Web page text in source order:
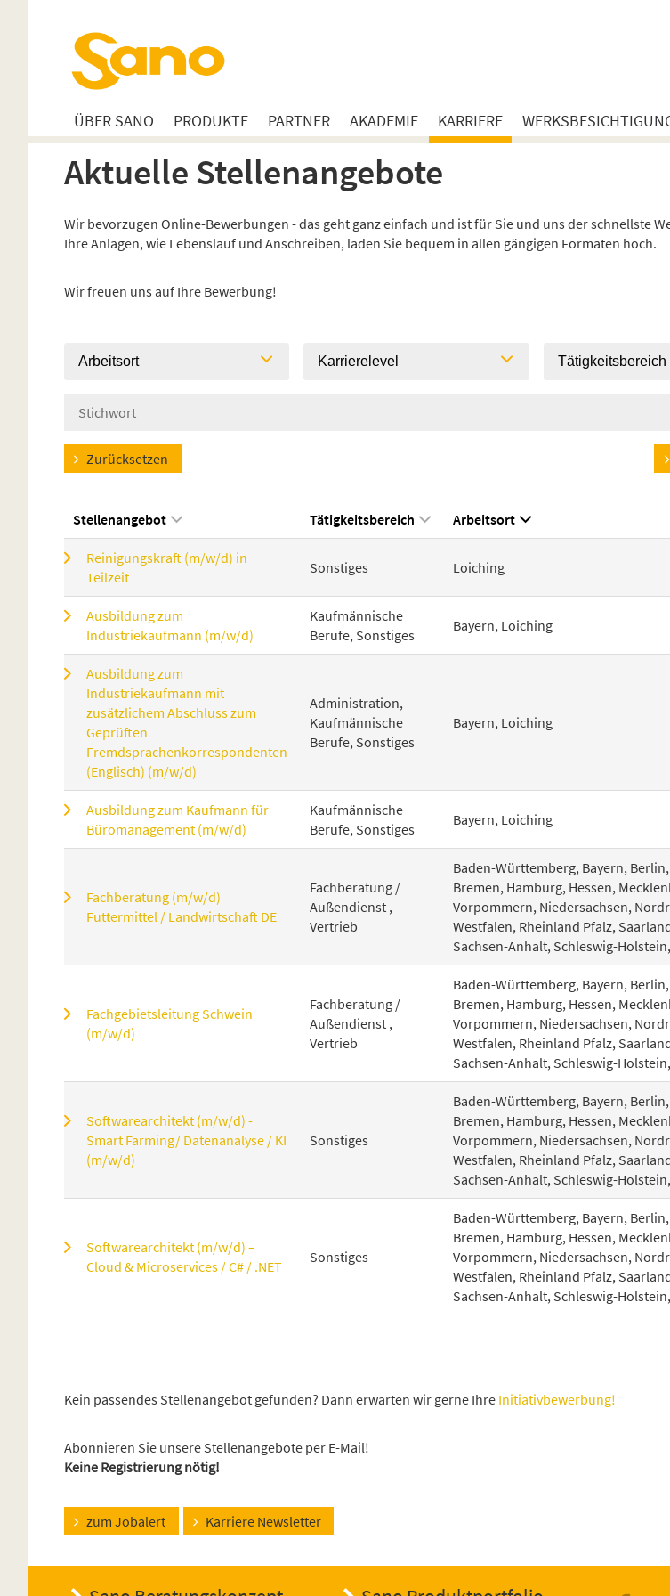
ÜBER SANO PRODUKTE PARTNER AKADEMIE KARRIERE
Aktuelle Stellenangebote
Wir bevorzugen Online-Bewerbungen - das geht ganz einfach und ist für Sie und uns der schnellste
Ihre Anlagen, wie Lebenslauf und Anschreiben, laden Sie bequem in allen gängigen Formaten hoch.
Wir freuen uns auf Ihre Bewerbung!
Arbeitsort Karrierelevel Tätigkeitsbereich
Zurücksetzen
Stellenangebot Tätigkeitsbereich Arbeitsort
Reinigungskraft (m/w/d) in
Teilzeit
Sonstiges Loiching
Ausbildung zum
Industriekaufmann (m/w/d)
Kaufmännische
Berufe, Sonstiges
Bayern, Loiching
Ausbildung zum
Industriekaufmann mit
zusätzlichem Abschluss zum
Geprüften
Fremdsprachenkorrespondenten
(Englisch) (m/w/d)
Administration,
Kaufmännische
Berufe, Sonstiges
Bayern, Loiching
Ausbildung zum Kaufmann für
Büromanagement (m/w/d)
Kaufmännische
Berufe, Sonstiges
Bayern, Loiching
Fachberatung (m/w/d)
Futtermittel / Landwirtschaft DE
Fachberatung /
Außendienst ,
Vertrieb
Baden-Württemberg, Bayern,
Bremen, Hamburg, Hessen,
Vorpommern, Niedersachsen,
Westfalen, Rheinland Pfalz,
Sachsen-Anhalt, Schleswig-
Fachgebietsleitung Schwein
(m/w/d)
Fachberatung /
Außendienst ,
Vertrieb
Baden-Württemberg, Bayern,
Bremen, Hamburg, Hessen,
Vorpommern, Niedersachsen,
Westfalen, Rheinland Pfalz,
Sachsen-Anhalt, Schleswig-
Softwarearchitekt (m/w/d) -
Smart Farming/ Datenanalyse / KI
(m/w/d)
Sonstiges
Baden-Württemberg, Bayern,
Bremen, Hamburg, Hessen,
Vorpommern, Niedersachsen,
Westfalen, Rheinland Pfalz,
Sachsen-Anhalt, Schleswig-
Softwarearchitekt (m/w/d) –
Cloud & Microservices / C# / .NET
Sonstiges
Baden-Württemberg, Bayern,
Bremen, Hamburg, Hessen,
Vorpommern, Niedersachsen,
Westfalen, Rheinland Pfalz,
Sachsen-Anhalt, Schleswig-
Kein passendes Stellenangebot gefunden? Dann erwarten wir gerne Ihre Initiativbewerbung!
Abonnieren Sie unsere Stellenangebote per E-Mail!
Keine Registrierung nötig!
zum Jobalert Karriere Newsletter